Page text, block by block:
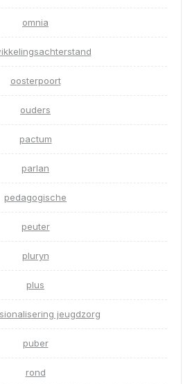
omnia
oosterpoort
ouders
pactum
parlan
pedagogische
peuter
pluryn
plus
jeugdzorg
puber
rond